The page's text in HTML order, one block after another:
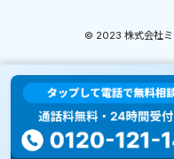
© 2023 株式会社